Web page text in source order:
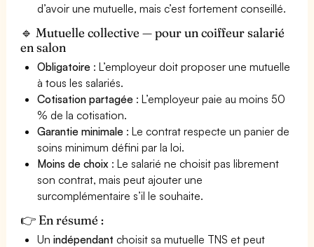
d’avoir une mutuelle, mais c’est fortement conseillé.
🔹 Mutuelle collective — pour un coiffeur salarié
en salon
Obligatoire : L’employeur doit proposer une mutuelle
à tous les salariés.
Cotisation partagée : L’employeur paie au moins 50
% de la cotisation.
Garantie minimale : Le contrat respecte un panier de
soins minimum défini par la loi.
Moins de choix : Le salarié ne choisit pas librement
son contrat, mais peut ajouter une
surcomplémentaire s’il le souhaite.
👉 En résumé :
Unindépendant choisit sa mutuelle TNS et peut